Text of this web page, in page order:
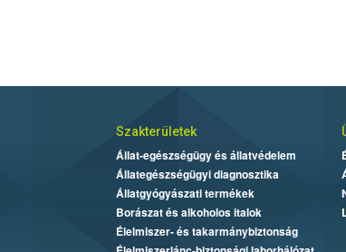
Szakterületek
Állat-egészségügy és állatvédelem
Állategészségügyi diagnosztika
Állatgyógyászati termékek
Borászat és alkoholos italok
Élelmiszer- és takarmánybiztonság